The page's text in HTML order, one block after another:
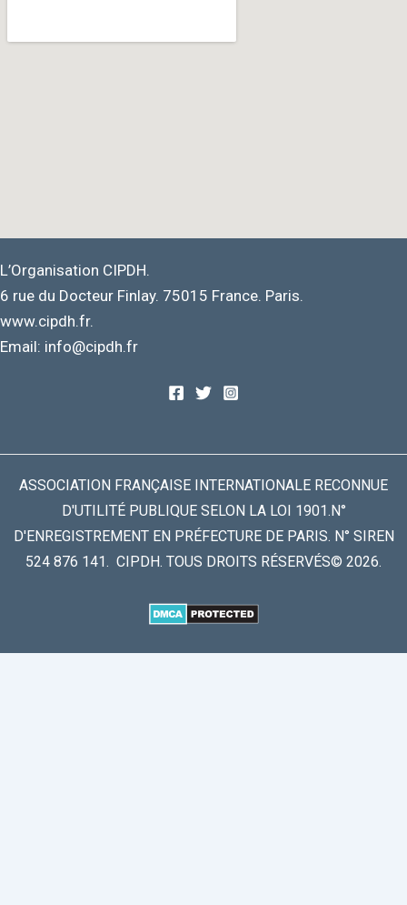
L’Organisation CIPDH.
6 rue du Docteur Finlay. 75015 France. Paris.
www.cipdh.fr.
Email: info@cipdh.fr
ASSOCIATION FRANÇAISE INTERNATIONALE RECONNUE
D'UTILITÉ PUBLIQUE SELON LA LOI 1901.N°
D'ENREGISTREMENT EN PRÉFECTURE DE PARIS. N° SIREN
524 876 141. CIPDH. TOUS DROITS RÉSERVÉS© 2026.